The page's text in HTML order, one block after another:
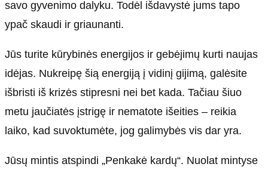
savo gyvenimo dalyku. Todėl išdavystė jums tapo
ypač skaudi ir griaunanti.
Jūs turite kūrybinės energijos ir gebėjimų kurti naujas
idėjas. Nukreipę šią energiją į vidinį gijimą, galėsite
išbristi iš krizės stipresni nei bet kada. Tačiau šiuo
metu jaučiatės įstrigę ir nematote išeities – reikia
laiko, kad suvoktumėte, jog galimybės vis dar yra.
Jūsų mintis atspindi „Penkakė kardų“. Nuolat mintyse